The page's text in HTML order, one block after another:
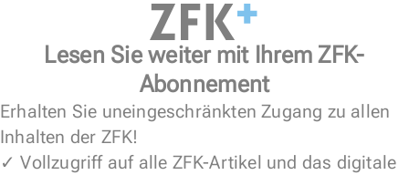
Lesen Sie weiter mit Ihrem ZFK-
Abonnement
Erhalten Sie uneingeschränkten Zugang zu allen
Inhalten der ZFK!
✓ Vollzugriff auf alle ZFK-Artikel und das digitale